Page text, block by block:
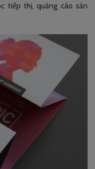
tiếp thị, quảng cáo sản